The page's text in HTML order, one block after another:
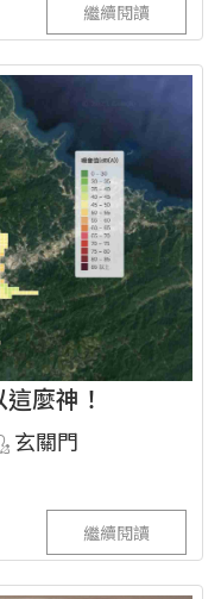
繼續閱讀
麼神！
玄關門
繼續閱讀